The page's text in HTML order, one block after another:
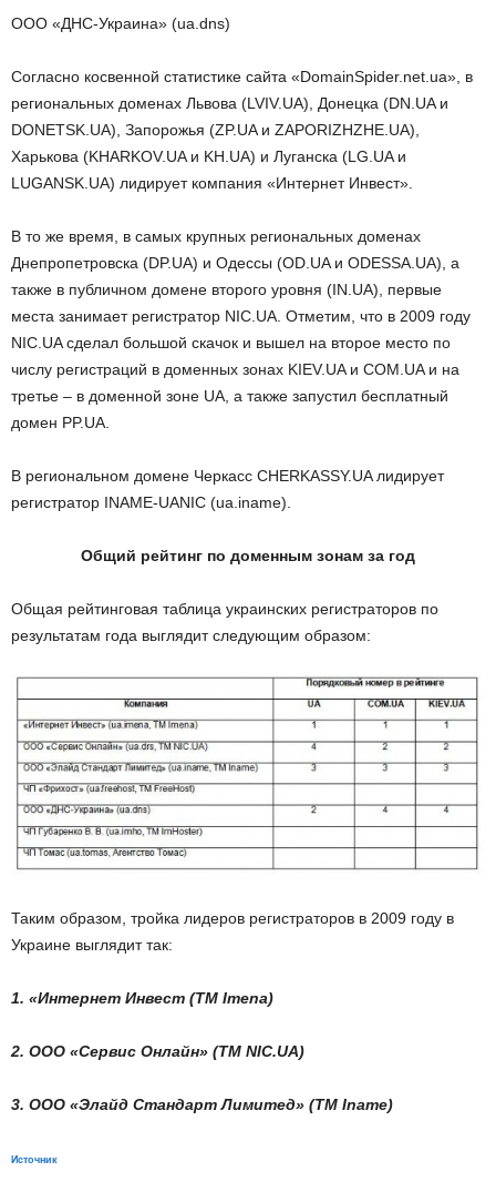
ООО «ДНС-Украина» (ua.dns)
Согласно косвенной статистике сайта «DomainSpider.net.ua», в
региональных доменах Львова (LVIV.UA), Донецка (DN.UA и
DONETSK.UA), Запорожья (ZP.UA и ZAPORIZHZHE.UA),
Харькова (KHARKOV.UA и KH.UA) и Луганска (LG.UA и
LUGANSK.UA) лидирует компания «Интернет Инвест».
В то же время, в самых крупных региональных доменах
Днепропетровска (DP.UA) и Одессы (OD.UA и ODESSA.UA), а
также в публичном домене второго уровня (IN.UA), первые
места занимает регистратор NIC.UA. Отметим, что в 2009 году
NIC.UA сделал большой скачок и вышел на второе место по
числу регистраций в доменных зонах KIEV.UA и COM.UA и на
третье – в доменной зоне UA, а также запустил бесплатный
домен PP.UA.
В региональном домене Черкасс CHERKASSY.UA лидирует
регистратор INAME-UANIC (ua.iname).
Общий рейтинг по доменным зонам за год
Общая рейтинговая таблица украинских регистраторов по
результатам года выглядит следующим образом:
Таким образом, тройка лидеров регистраторов в 2009 году в
Украине выглядит так:
1. «Интернет Инвест (ТМ Imena)
2. ООО «Сервис Онлайн» (TM NIC.UA)
3. ООО «Элайд Стандарт Лимитед» (TM Iname)
Источник